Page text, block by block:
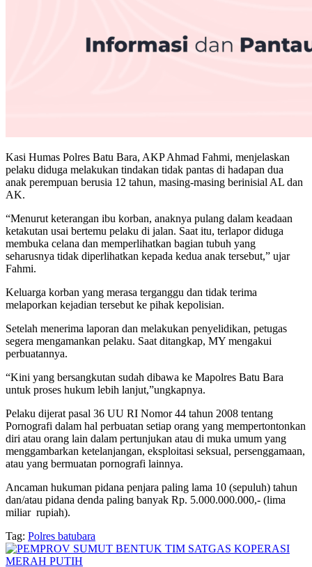
Kasi Humas Polres Batu Bara, AKP Ahmad Fahmi, menjelaskan
pelaku diduga melakukan tindakan tidak pantas di hadapan dua
anak perempuan berusia 12 tahun, masing-masing berinisial AL dan
AK.
“Menurut keterangan ibu korban, anaknya pulang dalam keadaan
ketakutan usai bertemu pelaku di jalan. Saat itu, terlapor diduga
membuka celana dan memperlihatkan bagian tubuh yang
seharusnya tidak diperlihatkan kepada kedua anak tersebut,” ujar
Fahmi.
Keluarga korban yang merasa terganggu dan tidak terima
melaporkan kejadian tersebut ke pihak kepolisian.
Setelah menerima laporan dan melakukan penyelidikan, petugas
segera mengamankan pelaku. Saat ditangkap, MY mengakui
perbuatannya.
“Kini yang bersangkutan sudah dibawa ke Mapolres Batu Bara
untuk proses hukum lebih lanjut,”ungkapnya.
Pelaku dijerat pasal 36 UU RI Nomor 44 tahun 2008 tentang
Pornografi dalam hal perbuatan setiap orang yang mempertontonkan
diri atau orang lain dalam pertunjukan atau di muka umum yang
menggambarkan ketelanjangan, eksploitasi seksual, persenggamaan,
atau yang bermuatan pornografi lainnya.
Ancaman hukuman pidana penjara paling lama 10 (sepuluh) tahun
dan/atau pidana denda paling banyak Rp. 5.000.000.000,- (lima
miliar rupiah).
Tag: Polres batubara